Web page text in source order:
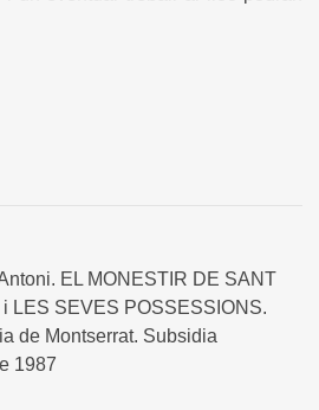
EL MONESTIR DE SANT
LES SEVES POSSESSIONS.
de Montserrat. Subsidia
1987